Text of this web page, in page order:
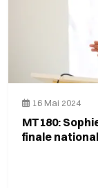
16 Mai 2024
MT180:
finale